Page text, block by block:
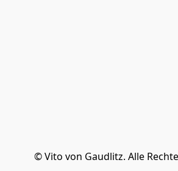
© Vito von Gaudlitz. Alle